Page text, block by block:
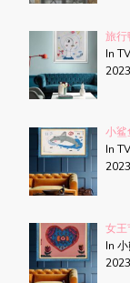
旅行
In
小鲨
In
女王
In